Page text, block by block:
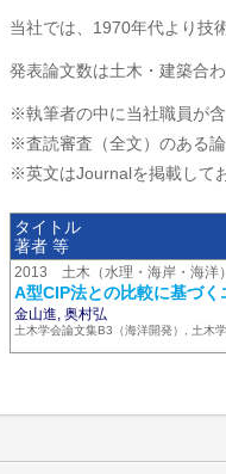
当社では、1970年代より技
発表論文数は土木・建築合
※執筆者の中に当社職員が
※査読審査（全文）のある
※英文はJournalを掲載して
タイトル
著者 等
2013 土木（水理・海岸・海洋）
A型CIP法との比較に基づ
金山進, 奥村弘
土木学会論文集B3（海洋開発）, 土木